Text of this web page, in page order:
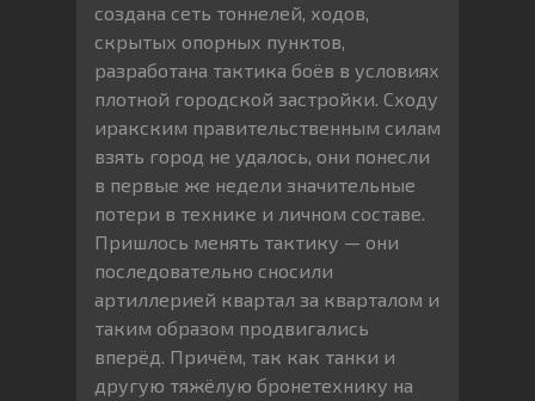
создана сеть тоннелей, ходов,
скрытых опорных пунктов,
разработана тактика боёв в условиях
плотной городской застройки. Сходу
иракским правительственным силам
взять город не удалось, они понесли
в первые же недели значительные
потери в технике и личном составе.
Пришлось менять тактику — они
последовательно сносили
артиллерией квартал за кварталом и
таким образом продвигались
вперёд. Причём, так как танки и
другую тяжёлую бронетехнику на